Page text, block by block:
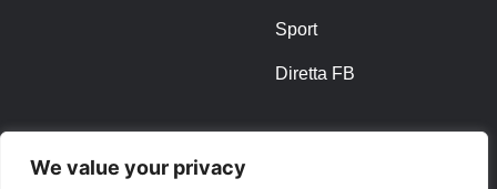
We value your privacy
Sport
Diretta FB